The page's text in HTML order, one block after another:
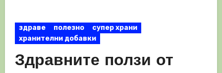
здраве полезно
супер храни
хранителни добавки
Здравните ползи от